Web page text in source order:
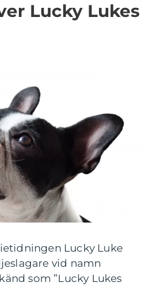
Lucky Lukes
Lucky Luke
vid namn
som ”Lucky Lukes